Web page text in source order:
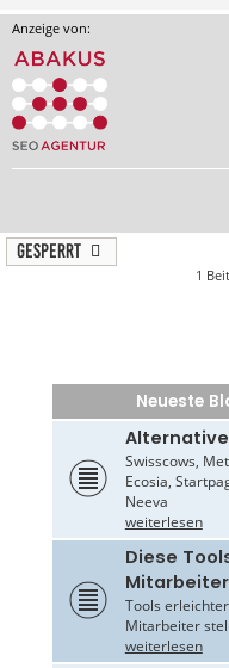
Anzeige von:
Gesperrt
1
Neueste
Swisscows,
Ecosia,
Neeva
weiterlesen
Diese
Mitarbeiter
Tools
Mitarbeiter
weiterlesen